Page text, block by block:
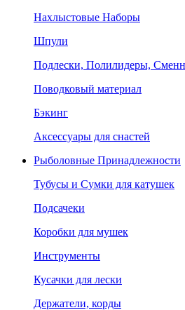
Нахлыстовые Наборы
Шпули
Подлески, Полилидеры,
Поводковый материал
Бэкинг
Аксессуары для снастей
Рыболовные Принадлежности
Тубусы и Сумки для катушек
Подсачеки
Коробки для мушек
Инструменты
Кусачки для лески
Держатели, корды